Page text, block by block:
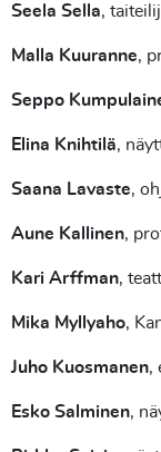
Seela Sella,
Malla Kuuranne,
Seppo
Elina Knihtilä,
Saana Lavaste,
Aune Kallinen,
Kari Arffman,
Mika Myllyaho,
Juho Kuosmanen,
Esko Salminen,